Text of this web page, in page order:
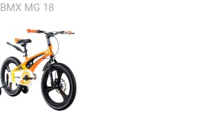
MG 18